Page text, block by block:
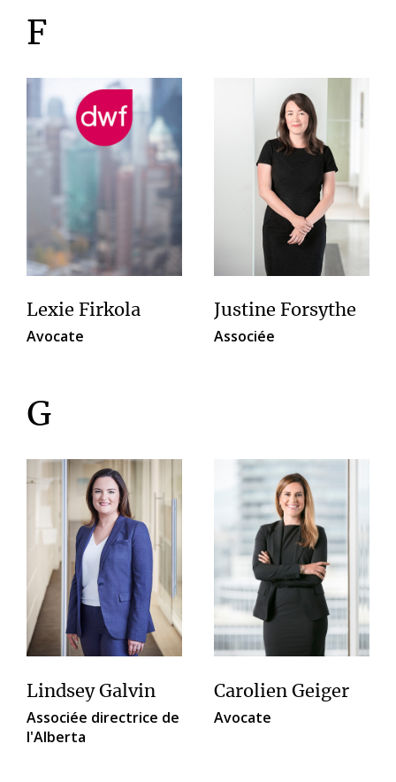
F
Lexie Firkola
Avocate
Justine Forsythe
Associée
G
Lindsey Galvin
Associée directrice de
l'Alberta
Carolien Geiger
Avocate